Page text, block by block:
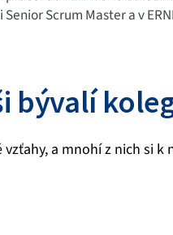
Scrum Master a v
bývalí
a mnohí z nich si